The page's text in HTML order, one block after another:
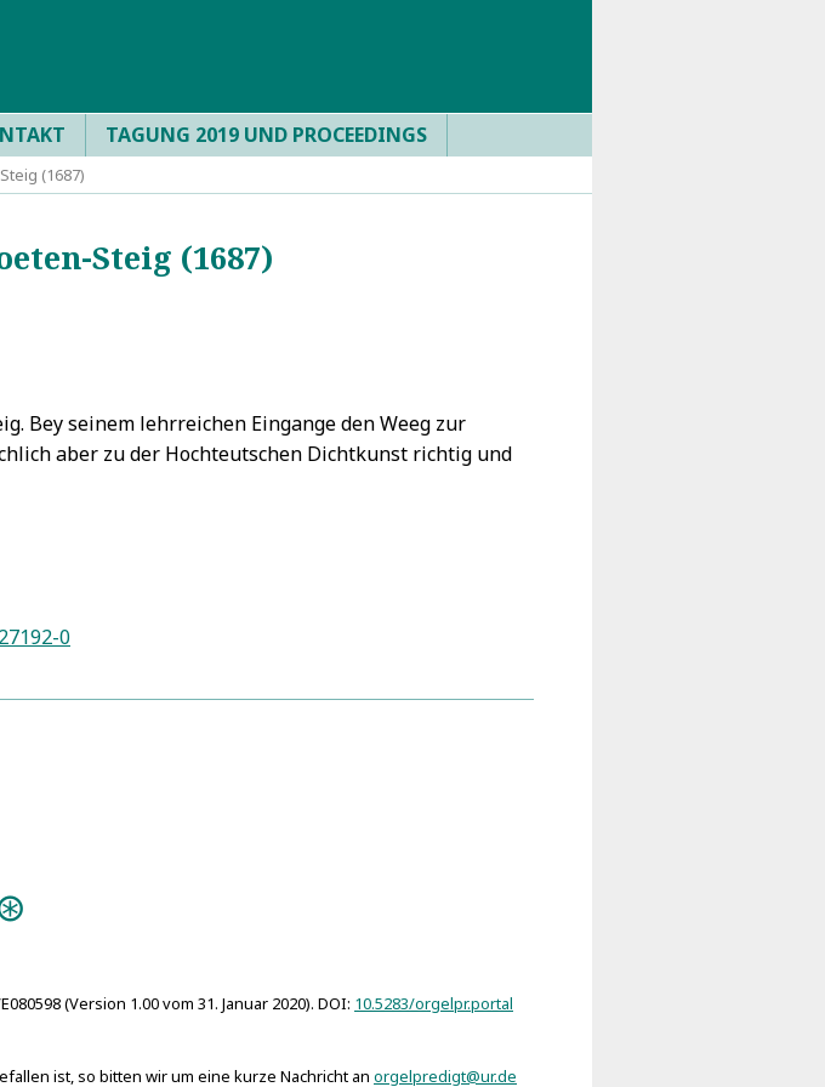
TAGUNG 2019 UND PROCEEDINGS
(1687)
Steig (1687)
Bey seinem lehrreichen Eingange den Weeg zur
aber zu der Hochteutschen Dichtkunst richtig und
0
Spengler, Johann Friedrich
(Version 1.00 vom 31. Januar 2020). DOI: 10.5283/orgelpr.portal
ist, so bitten wir um eine kurze Nachricht an orgelpredigt@ur.de